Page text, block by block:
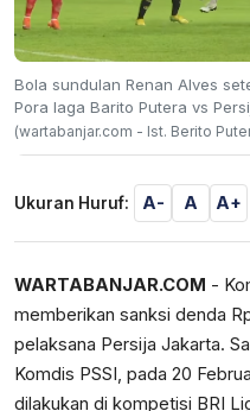
Bola sundulan Renan Alves
Pora laga Barito Putera vs
(wartabanjar.com - Ist. Berito
Ukuran Huruf: A- A A+
WARTABANJAR.COM -
memberikan sanksi denda
pelaksana Persija Jakarta.
Komdis PSSI, pada 20
dilakukan di kompetisi BRI